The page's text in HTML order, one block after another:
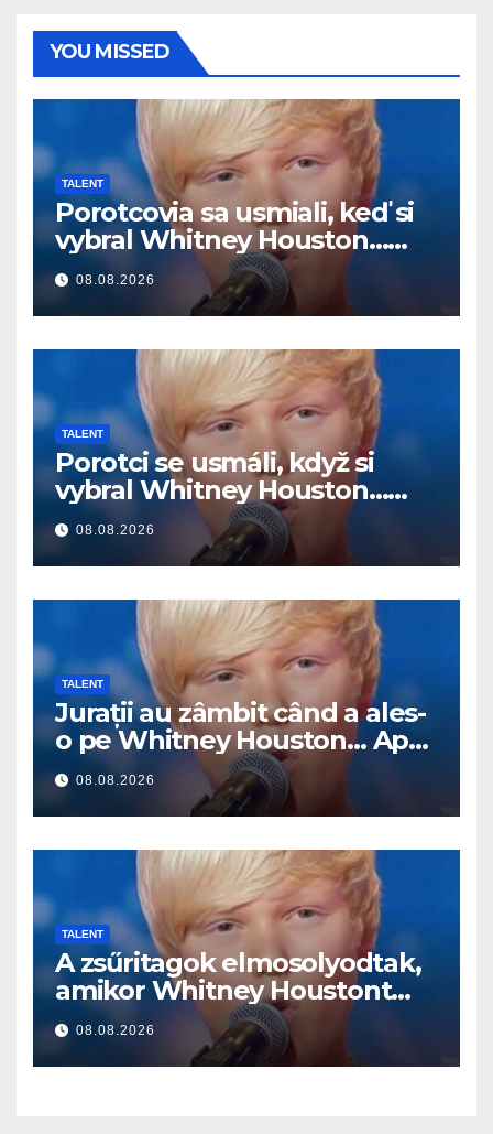
YOU MISSED
TALENT
Porotcovia sa usmiali, keď si
vybral Whitney Houston…
Potom začal spievať
08.08.2026
TALENT
Porotci se usmáli, když si
vybral Whitney Houston…
Pak začal zpívat
08.08.2026
TALENT
Jurații au zâmbit când a ales-
o pe Whitney Houston… Apoi
a început să cânte
08.08.2026
TALENT
A zsűritagok elmosolyodtak,
amikor Whitney Houstont
választotta… Aztán énekelni
kezdett
08.08.2026